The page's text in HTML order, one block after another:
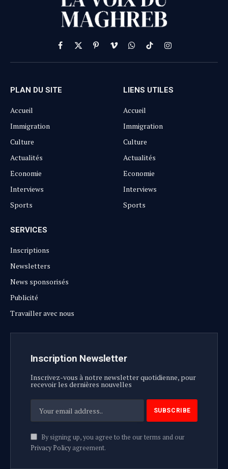
Facebook
X
(Twitter)
PinterestVimeoWhatsApp
TikTokInstagram
PLAN DU SITE
Accueil
Immigration
Culture
Actualités
Economie
Interviews
Sports
LIENS UTILES
Accueil
Immigration
Culture
Actualités
Economie
Interviews
Sports
SERVICES
Inscriptions
Newsletters
News sponsorisés
Publicité
Travailler avec nous
Inscription Newsletter
Inscrivez-vous à notre newsletter quotidienne, pour
recevoir les dernières nouvelles
By signing up, you agree to the our terms and our
Privacy Policyagreement.